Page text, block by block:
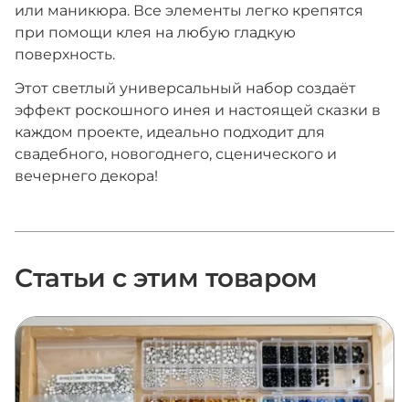
или маникюра. Все элементы легко крепятся
при помощи клея на любую гладкую
поверхность.
Этот светлый универсальный набор создаёт
эффект роскошного инея и настоящей сказки в
каждом проекте, идеально подходит для
свадебного, новогоднего, сценического и
вечернего декора!
Статьи с этим товаром